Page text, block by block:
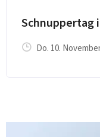
Schnuppertag
Do. 10.